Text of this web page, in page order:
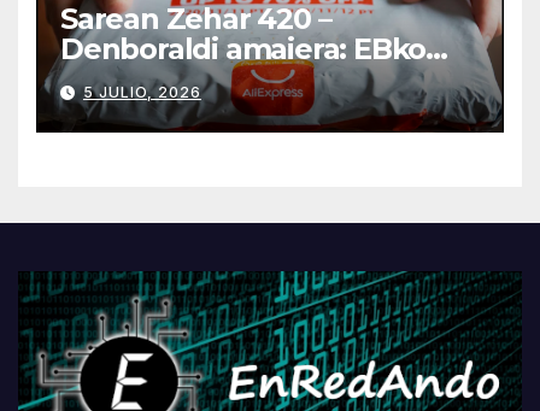
Sarean Zehar 420 –
Denboraldi amaiera: EBko
muga-zerga berriak
AliExpressi, AEBetako AAren
kontrola, Googleri behin
PlayStationeko bideojoko
5 JULIO, 2026